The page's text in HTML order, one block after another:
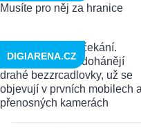
DIGIARENA.CZ